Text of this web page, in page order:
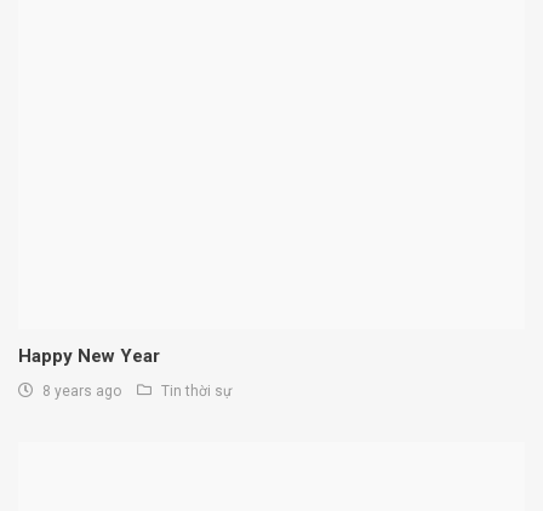
Happy New Year
8 years ago Tin thời sự